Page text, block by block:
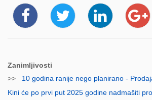
Zanimljivosti
>> 10 godina ranije nego planirano -
Kini će po prvi put 2025 godine nadmašiti